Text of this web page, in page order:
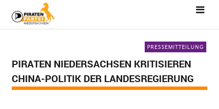
PRESSEMITTEILUNG
PIRATEN NIEDERSACHSEN KRITISIEREN
CHINA-POLITIK DER LANDESREGIERUNG